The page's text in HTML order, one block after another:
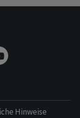
Hinweise